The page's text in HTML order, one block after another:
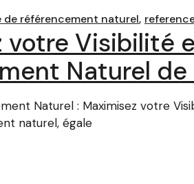
de référencement naturel
votre Visibilité
Naturel
Naturel : Maximisez votre
naturel, égale